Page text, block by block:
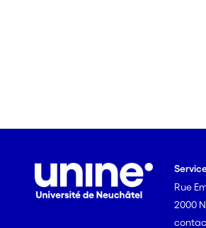
Rue
2000